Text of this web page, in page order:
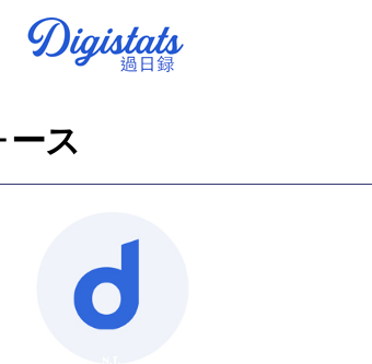
ース